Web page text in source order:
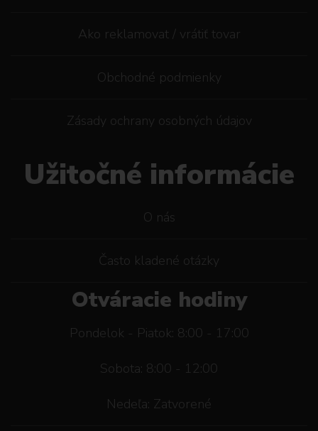
Ako reklamovat / vrátiť tovar
Obchodné podmienky
Zásady ochrany osobných údajov
Užitočné informácie
O nás
Často kladené otázky
Otváracie hodiny
Pondelok - Piatok: 8:00 - 17:00
Sobota: 8:00 - 12:00
Nedeľa: Zatvorené